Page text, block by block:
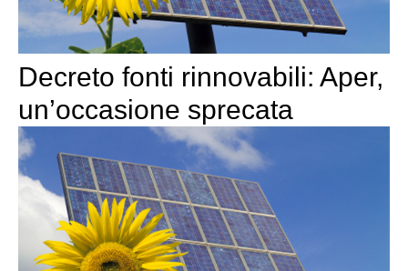
Decreto fonti rinnovabili: Aper,
un’occasione sprecata